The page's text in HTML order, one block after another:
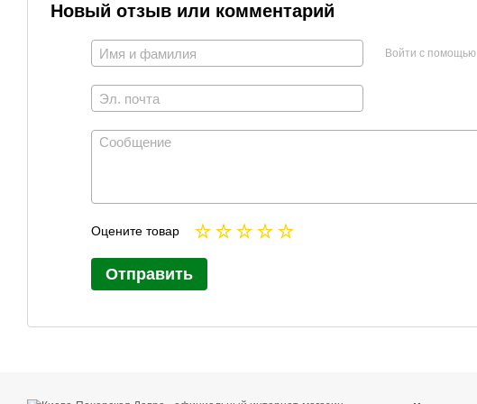
Новый отзыв или комментарий
Войти с помощью
Оцените товар
Отправить